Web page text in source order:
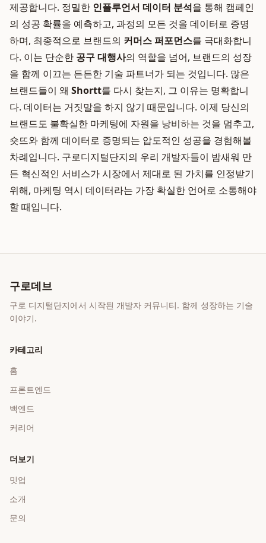
제공합니다. 정밀한 인플루언서 데이터 분석을 통해 캠페인
의 성공 확률을 예측하고, 과정의 모든 것을 데이터로 증명
하며, 최종적으로 브랜드의 커머스 퍼포먼스를 극대화합니
다. 이는 단순한 공구 대행사의 역할을 넘어, 브랜드의 성장
을 함께 이끄는 든든한 기술 파트너가 되는 것입니다. 많은
브랜드들이 왜 Shortt를 다시 찾는지, 그 이유는 명확합니
다. 데이터는 거짓말을 하지 않기 때문입니다. 이제 당신의
브랜드도 불확실한 마케팅에 자원을 낭비하는 것을 멈추고,
숏뜨와 함께 데이터로 증명되는 압도적인 성공을 경험해볼
차례입니다. 구로디지털단지의 우리 개발자들이 밤새워 만
든 혁신적인 서비스가 시장에서 제대로 된 가치를 인정받기
위해, 마케팅 역시 데이터라는 가장 확실한 언어로 소통해야
할 때입니다.
구로데브
구로 디지털단지에서 시작된 개발자 커뮤니티. 함께 성장하는 기술
이야기.
카테고리
홈
프론트엔드
백엔드
커리어
더보기
밋업
소개
문의